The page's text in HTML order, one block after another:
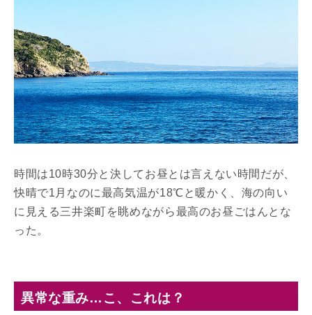
時間は10時30分と決してお昼とは言えない時間だが、
快晴で1月なのに最高気温が18℃と暖かく、海の向い
に見える三井楽町を眺めながら最高のお昼ごはんとな
った。
異常な重み…こ、これは？